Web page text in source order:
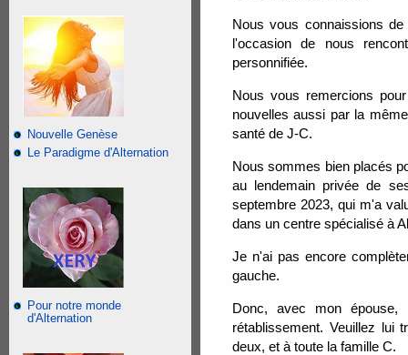
Nouvelle Genèse
Le Paradigme d'Alternation
Pour notre monde
d'Alternation
Nous vous connaissions
l'occasion de nous
personnifiée.
Nous vous remercions
nouvelles aussi par la
santé de J-C.
Nous sommes bien placés
au lendemain privée de
septembre 2023, qui m'a
dans un centre spécialisé à
Je n'ai pas encore
gauche.
Donc, avec mon
rétablissement. Veuillez lui
deux, et à toute la famille C.